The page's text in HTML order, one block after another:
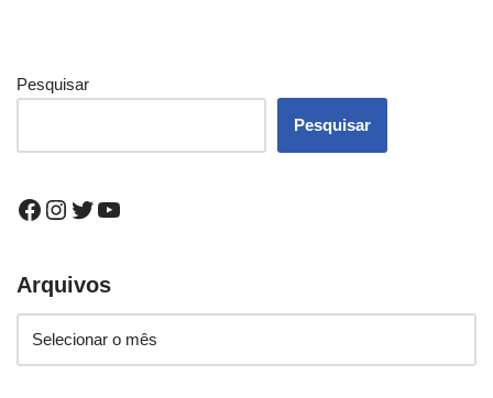
Pesquisar
Pesquisar
Arquivos